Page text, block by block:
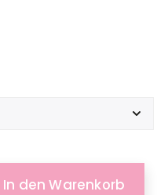
In den Warenkorb